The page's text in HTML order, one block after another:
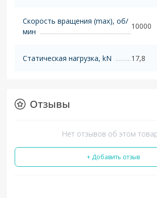
Скорость вращения (max), об/
мин
10000
Статическая нагрузка, kN 17,8
Отзывы
Нет отзывов об этом
+ Добавить отзыв